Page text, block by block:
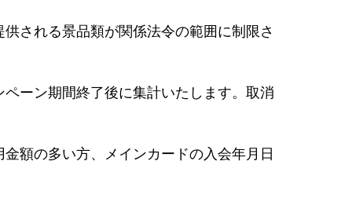
される景品類が関係法令の範囲に制限さ
ーン期間終了後に集計いたします。取消
額の多い方、メインカードの入会年月日